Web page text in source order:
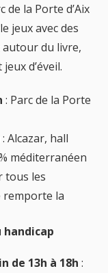
de la Porte d’Aix
jeux avec des
du livre,
d’éveil.
: Parc de la Porte
: Alcazar, hall
méditerranéen
tous les
remporte la
handicap
de 13h à 18h :